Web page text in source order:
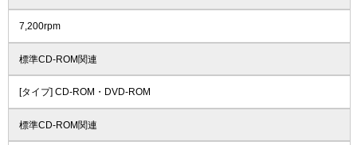
7,200rpm
標準CD-ROM関連
[タイプ] CD-ROM・DVD-ROM
標準CD-ROM関連